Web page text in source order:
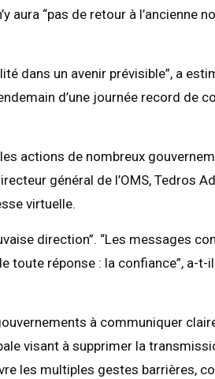
aura “pas de retour à l’ancienne
dans un avenir prévisible”, a
d’une journée record de
actions de nombreux
général de l’OMS, Tedros
virtuelle.
direction”. “Les messages
toute réponse : la confiance”, a-
à communiquer
visant à supprimer la
les multiples gestes barrières,